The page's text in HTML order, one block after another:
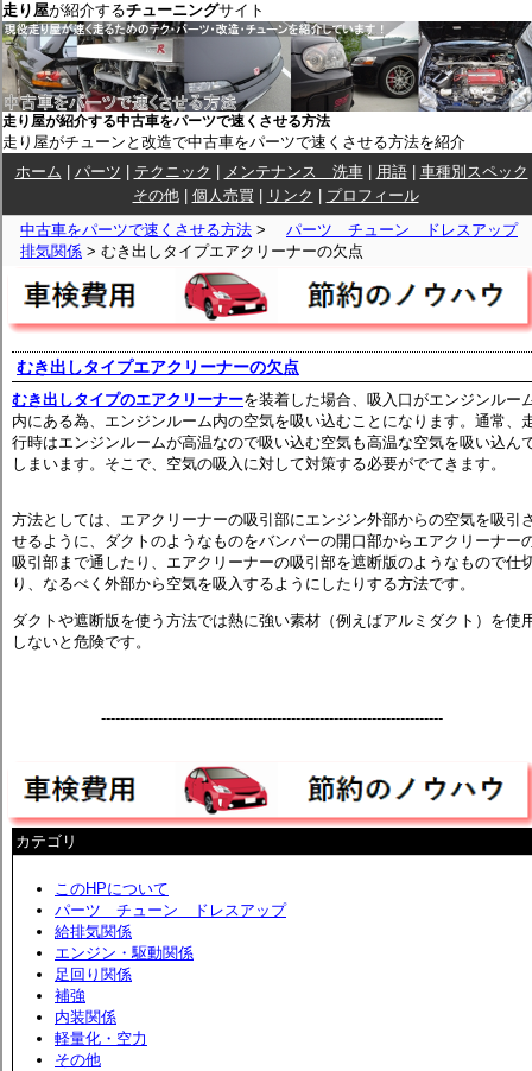
走り屋が紹介するチューニングサイト
走り屋が紹介する中古車をパーツで速くさせる方法
走り屋がチューンと改造で中古車をパーツで速くさせる方法を紹介
ホーム
パーツ テクニック メンテナンス 洗車| 用語| 車種別スペック
その他| 個人売買 リンク
プロフィール
中古車をパーツで速くさせる方法 > パーツ チューン ドレスアップ
排気関係 > むき出しタイプエアクリーナーの欠点
むき出しタイプエアクリーナーの欠点
むき出しタイプのエアクリーナーを装着した場合、吸入口がエンジンルー
内にある為、エンジンルーム内の空気を吸い込むことになります。通常、
行時はエンジンルームが高温なので吸い込む空気も高温な空気を吸い込ん
しまいます。そこで、空気の吸入に対して対策する必要がでてきます。
方法としては、エアクリーナーの吸引部にエンジン外部からの空気を吸引
せるように、ダクトのようなものをバンパーの開口部からエアクリーナー
吸引部まで通したり、エアクリーナーの吸引部を遮断版のようなもので仕
り、なるべく外部から空気を吸入するようにしたりする方法です。
ダクトや遮断版を使う方法では熱に強い素材（例えばアルミダクト）を使
しないと危険です。
------------------------------------------------------------------------
カテゴリ
このHPについて
パーツ チューン ドレスアップ
給排気関係
エンジン・駆動関係
足回り関係
補強
内装関係
軽量化・空力
その他